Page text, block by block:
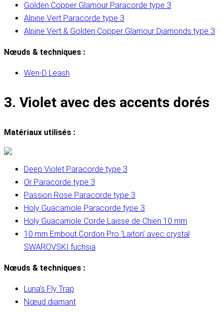
Golden Copper Glamour Paracorde type 3
Alpine Vert Paracorde type 3
Alpine Vert & Golden Copper Glamour Diamonds type 3
Nœuds & techniques :
Wen-D Leash
3. Violet avec des accents dorés
Matériaux utilisés :
Deep Violet Paracorde type 3
Or Paracorde type 3
Passion Rose Paracorde type 3
Holy Guacamole Paracorde type 3
Holy Guacamole Corde Laisse de Chien 10 mm
10 mm Embout Cordon Pro ‘Laiton’ avec crystal
SWAROVSKI fuchsia
Nœuds & techniques :
Luna’s Fly Trap
Nœud diamant